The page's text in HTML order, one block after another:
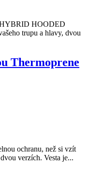
HOODED
trupu a hlavy, dvou
Thermoprene